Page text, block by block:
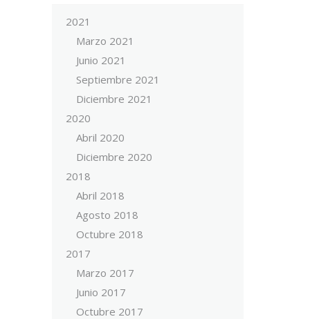
2021
Marzo 2021
Junio 2021
Septiembre 2021
Diciembre 2021
2020
Abril 2020
Diciembre 2020
2018
Abril 2018
Agosto 2018
Octubre 2018
2017
Marzo 2017
Junio 2017
Octubre 2017